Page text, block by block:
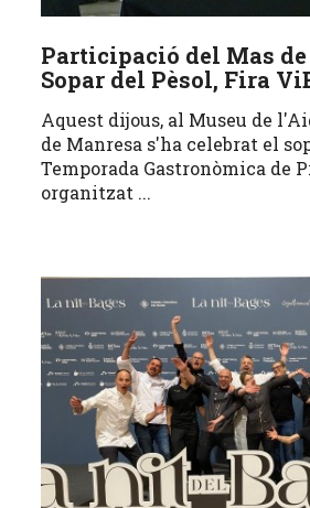
Participació del Mas de
Sopar del Pèsol, Fira
Aquest dijous, al Museu de
de Manresa s'ha celebrat el
Temporada Gastronòmica de
organitzat ...